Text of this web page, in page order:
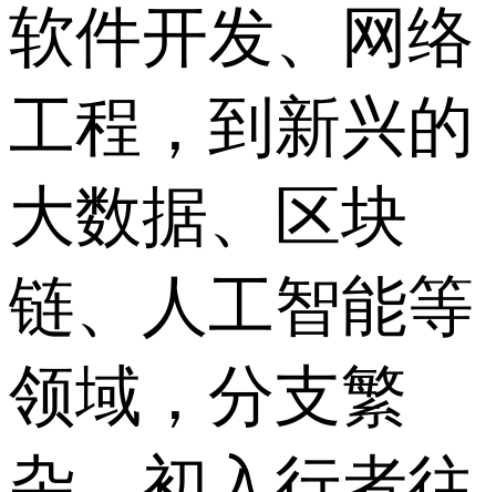
软件开发、网络
工程，到新兴的
大数据、区块
链、人工智能等
领域，分支繁